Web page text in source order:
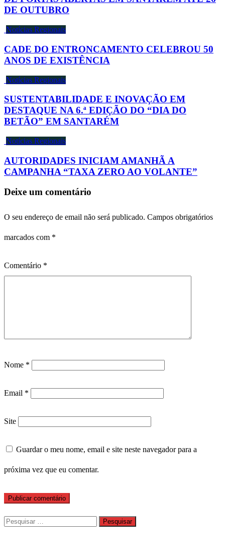
DE OUTUBRO
Notícias Regionais
CADE DO ENTRONCAMENTO CELEBROU 50
ANOS DE EXISTÊNCIA
Notícias Regionais
SUSTENTABILIDADE E INOVAÇÃO EM
DESTAQUE NA 6.ª EDIÇÃO DO “DIA DO
BETÃO” EM SANTARÉM
Notícias Regionais
AUTORIDADES INICIAM AMANHÃ A
CAMPANHA “TAXA ZERO AO VOLANTE”
Deixe um comentário
O seu endereço de email não será publicado. Campos obrigatórios
marcados com *
Comentário *
Nome *
Email *
Site
Guardar o meu nome, email e site neste navegador para a
próxima vez que eu comentar.
Pesquisar
por: